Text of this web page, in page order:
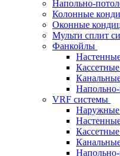
Напольно-
Колонные
Оконные
Мульти сплит
Фанкойлы
VRF системы
Наружные